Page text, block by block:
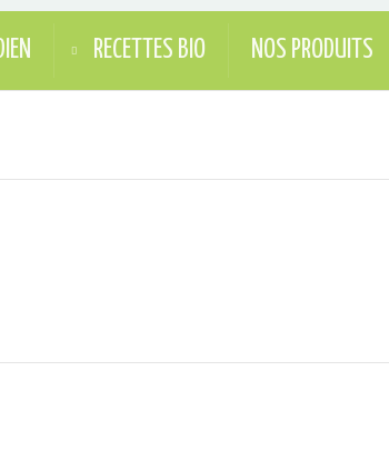
RECETTES BIO NOS PRODUITS